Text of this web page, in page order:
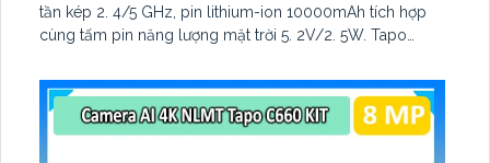
tần kép 2. 4/5 GHz, pin lithium-ion 10000mAh tích hợp
cùng tấm pin năng lượng mặt trời 5. 2V/2. 5W. Tapo
biến Starlight, tầm nhìn lên đến 15 m